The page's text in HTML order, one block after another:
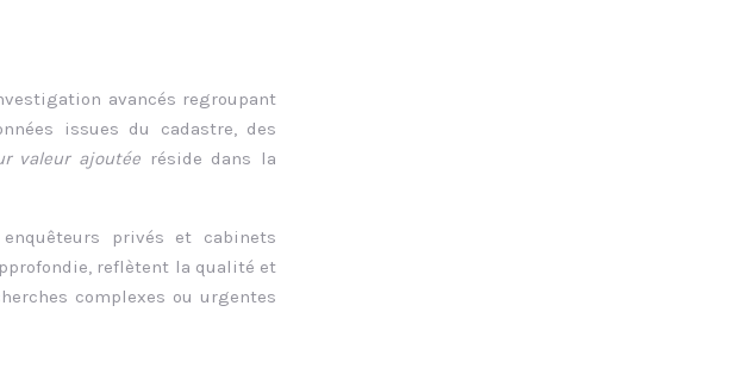
avancés regroupant
issues du cadastre, des
valeur ajoutée réside dans la
privés et cabinets
reflètent la qualité et
complexes ou urgentes